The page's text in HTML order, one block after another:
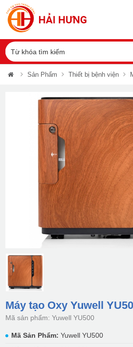
Sản Phẩm Thiết bị bệnh viện
Máy tạo Oxy Yuwell
Mã sản phẩm: Yuwell YU500
Mã Sản Phẩm: Yuwell YU500